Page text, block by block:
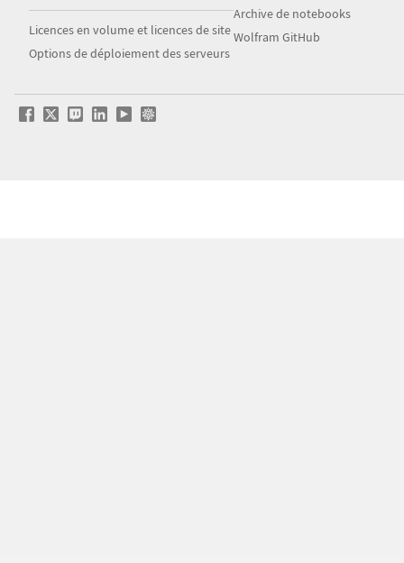
Licences en volume et licences de site
Options de déploiement des serveurs
Archive de notebooks
Wolfram GitHub